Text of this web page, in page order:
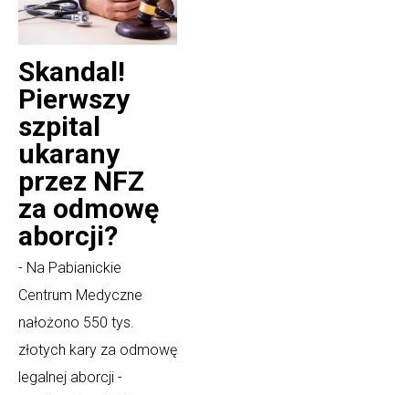
Skandal!
Pierwszy
szpital
ukarany
przez NFZ
za odmowę
aborcji?
- Na Pabianickie
Centrum Medyczne
nałożono 550 tys.
złotych kary za odmowę
legalnej aborcji -